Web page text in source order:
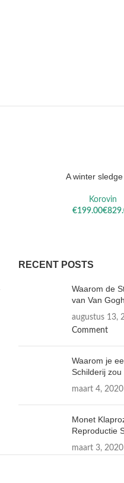
OPTIES SELECTEREN
A winter
Korovin
€
€
RECENT POSTS
Waarom de
van Van
augustus 13,
Comment
Waarom je
Schilderij
maart 4, 2020
Monet
Reproductie
maart 3, 2020